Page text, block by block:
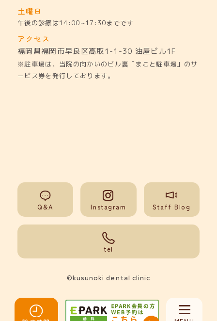
土曜日
午後の診療は14:00~17:30までです
アクセス
福岡県福岡市早良区高取1-1-30 油屋ビル1F
※駐車場は、当院の向かいのビル裏「まこと駐車場」のサ
ービス券を発行しております。
Q&A Instagram Staff Blog
tel
©kusunoki dental clinic